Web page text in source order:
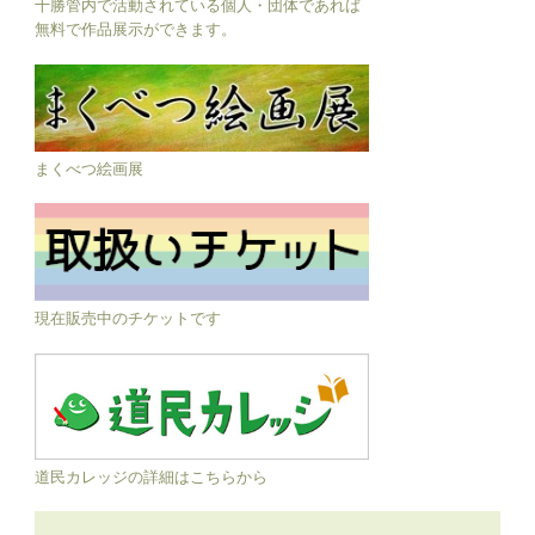
無料で作品展示ができます。
まくべつ絵画展
現在販売中のチケットです
道民カレッジの詳細はこちらから